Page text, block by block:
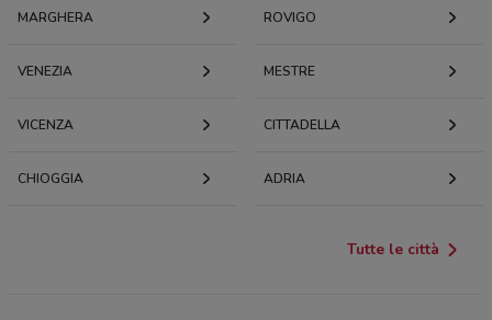
MARGHERA ROVIGO
VENEZIA MESTRE
VICENZA CITTADELLA
CHIOGGIA ADRIA
Tutte le città